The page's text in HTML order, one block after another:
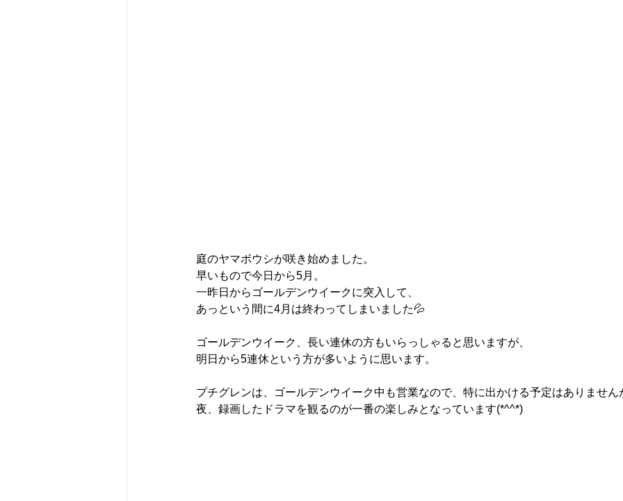
庭のヤマボウシが咲き始めました。
早いもので今日から5月。
一昨日からゴールデンウイークに突入して、
あっという間に4月は終わってしまいました💦
ゴールデンウイーク、長い連休の方もいらっしゃると思いますが、
明日から5連休という方が多いように思います。
プチグレンは、ゴールデンウイーク中も営業なので、特に出かける予定はありません
夜、録画したドラマを観るのが一番の楽しみとなっています(*^^*)